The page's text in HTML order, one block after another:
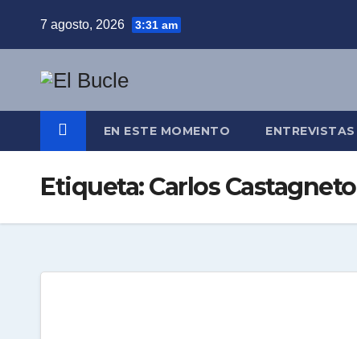
7 agosto, 2026 3:31 am
EN ESTE MOMENTO ENTREVISTAS
Etiqueta:Carlos Castagneto